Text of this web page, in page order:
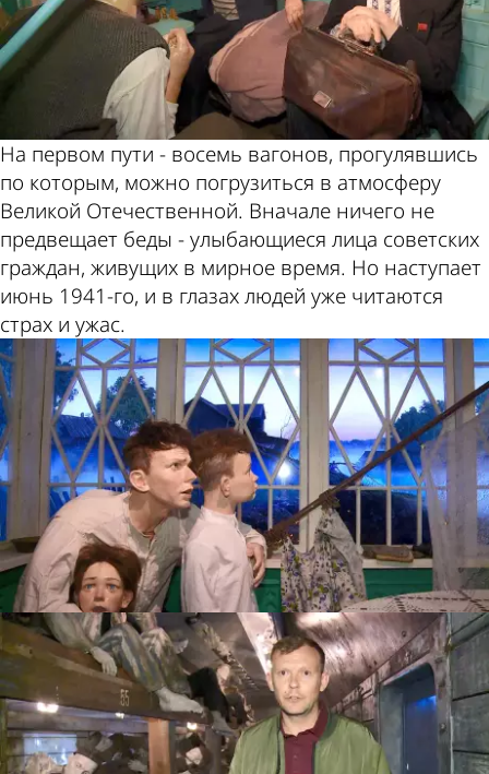
На первом пути - восемь вагонов, прогулявшись
по которым, можно погрузиться в атмосферу
Великой Отечественной. Вначале ничего не
предвещает беды - улыбающиеся лица советских
граждан, живущих в мирное время. Но наступает
июнь 1941-го, и в глазах людей уже читаются
страх и ужас.